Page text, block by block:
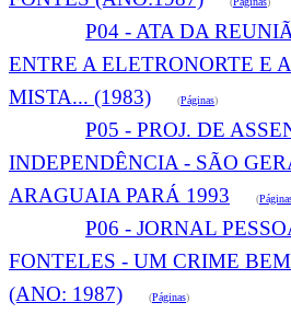
P04 - ATA DA
ENTRE A ELETRONORTE E
MISTA... (1983) (Páginas)
P05 - PROJ. DE
INDEPENDÊNCIA - SÃO
ARAGUAIA PARÁ 1993 (
P06 - JORNAL
FONTELES - UM CRIME
(ANO: 1987) (Páginas)